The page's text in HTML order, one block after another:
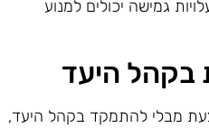
גמישה יכולים למנוע
היעד
מבלי להתמקד בקהל היעד,